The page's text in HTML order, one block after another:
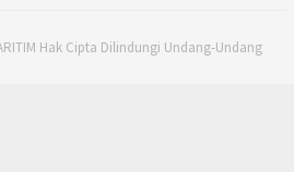
Hak Cipta Dilindungi Undang-Undang